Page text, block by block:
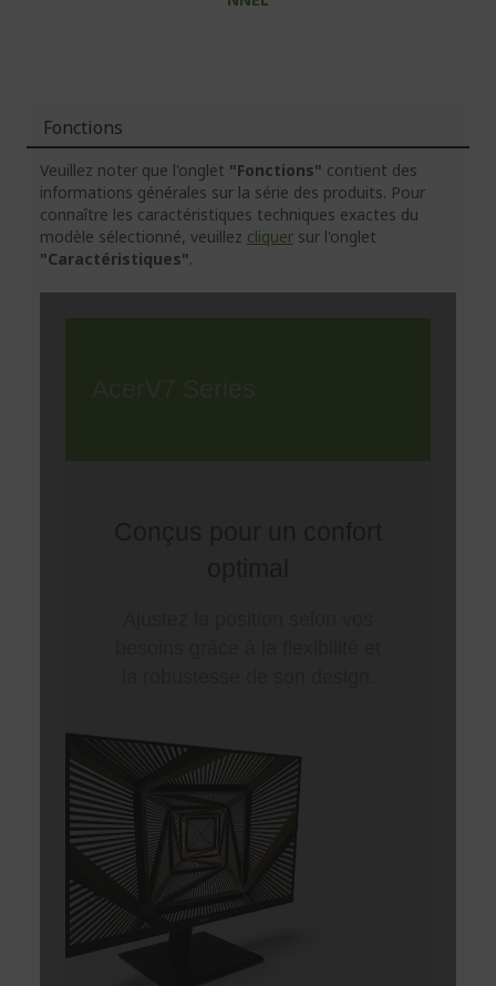
Fonctions
Veuillez noter que l'onglet "Fonctions" contient des
informations générales sur la série des produits. Pour
connaître les caractéristiques techniques exactes du
modèle sélectionné, veuillez cliquer sur l'onglet
"Caractéristiques".